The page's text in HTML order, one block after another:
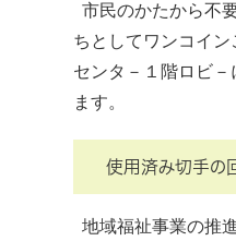
市民のかたから不
ちとしてワンコイ
センタ－１階ロビ
ます。
使用済み切手の
地域福祉事業の推